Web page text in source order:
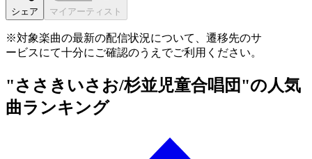
シェア マイアーティスト
※対象楽曲の最新の配信状況について、遷移先のサ
ービスにて十分にご確認のうえでご利用ください。
"ささきいさお/杉並児童合唱団"の人気
曲ランキング